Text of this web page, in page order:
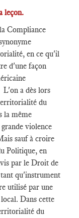
leçon.
Compliance
en ce qu'il
d'une façon
L'on a dès lors
du
la même
violence
sauf à croire
Politique, en
par le Droit de
qu'instrument
utilisé par une
Dans cette
du